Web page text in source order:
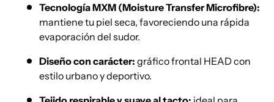
Tecnología MXM (Moisture Transfer Microfibre):
mantiene tu piel seca, favoreciendo una rápida
evaporación del sudor.
Diseño con carácter: gráfico frontal HEAD con
estilo urbano y deportivo.